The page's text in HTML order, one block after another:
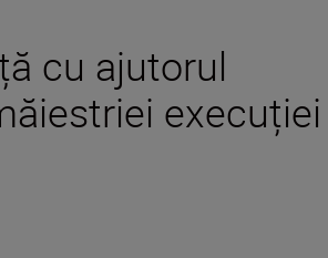
cu ajutorul
execuției